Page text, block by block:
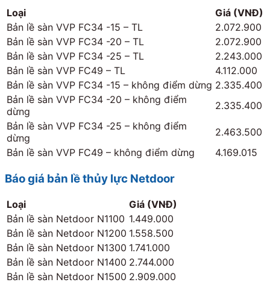
Loại
Giá (VNĐ)
Bản lề sàn VVP FC34 -15 – TL
2.072.900
Bản lề sàn VVP FC34 -20 – TL
2.072.900
Bản lề sàn VVP FC34 -25 – TL
2.243.000
Bản lề sàn VVP FC49 – TL
4.112.000
Bản lề sàn VVP FC34 -15 – không điểm dừng 2.335.400
Bản lề sàn VVP FC34 -20 – không điểm
dừng
2.335.400
Bản lề sàn VVP FC34 -25 – không điểm
dừng
2.463.500
Bản lề sàn VVP FC49 – không điểm dừng
4.169.015
Báo giá bản lề thủy lực Netdoor
Loại
Giá (VNĐ)
Bản lề sàn Netdoor N1100 1.449.000
Bản lề sàn Netdoor N1200 1.558.500
Bản lề sàn Netdoor N1300 1.741.000
Bản lề sàn Netdoor N1400 2.744.000
Bản lề sàn Netdoor N1500 2.909.000